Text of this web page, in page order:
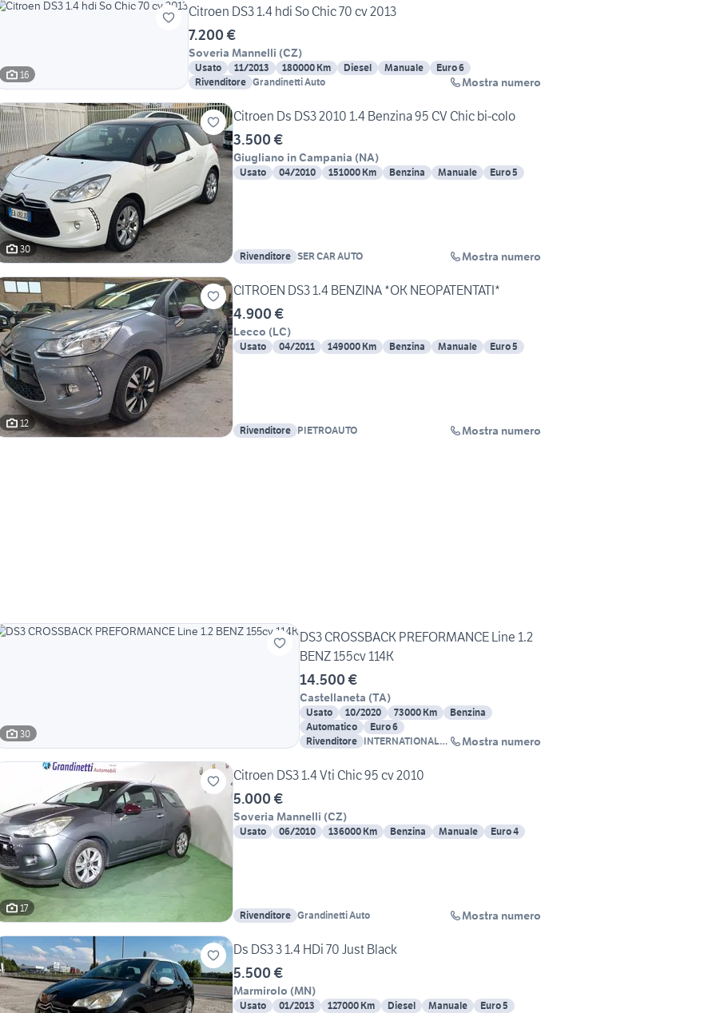
16
Citroen DS3 1.4 hdi So Chic 70 cv 2013
7.200 €
Soveria Mannelli (CZ)
Usato 11/2013 180000 Km Diesel Manuale
Euro 6
Rivenditore Grandinetti Auto Mostra numero
30
Citroen Ds DS3 2010 1.4 Benzina 95 CV Chic bi-colo
3.500 €
Giugliano in Campania (NA)
Usato 04/2010 151000 Km Benzina Manuale Euro 5
Rivenditore SER CAR AUTO Mostra numero
12
CITROEN DS3 1.4 BENZINA *OK NEOPATENTATI*
4.900 €
Lecco (LC)
Usato 04/2011 149000 Km Benzina Manuale Euro 5
Rivenditore PIETROAUTO Mostra numero
30
DS3 CROSSBACK PREFORMANCE Line 1.2
BENZ 155cv 114K
14.500 €
Castellaneta (TA)
Usato 10/2020 73000 Km
Benzina
Automatico
Euro 6
Rivenditore INTERNATIONAL
Mostra numero
17
Citroen DS3 1.4 Vti Chic 95 cv 2010
5.000 €
Soveria Mannelli (CZ)
Usato 06/2010 136000 Km Benzina Manuale Euro 4
Rivenditore Grandinetti Auto Mostra numero
Ds DS3 3 1.4 HDi 70 Just Black
5.500 €
Marmirolo (MN)
Usato 01/2013 127000 Km Diesel Manuale Euro 5